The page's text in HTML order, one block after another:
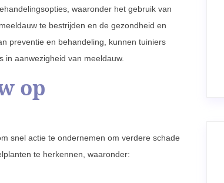
waaronder het gebruik van
te bestrijden en de gezondheid en
preventie en behandeling, kunnen tuiniers
aanwezigheid van meeldauw.
op
snel actie te ondernemen om verdere schade
te herkennen, waaronder: